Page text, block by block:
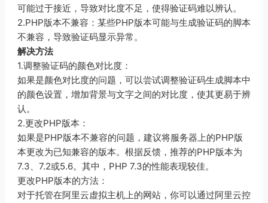
可能过于接近，导致对比度不足，使得验证码难以辨认。
2.PHP版本不兼容：某些PHP版本可能与生成验证码的脚本
不兼容，导致验证码显示异常。
解决方法
1.调整验证码的颜色对比度：
如果是颜色对比度的问题，可以尝试调整验证码生成脚本中
的颜色设置，增加背景与文字之间的对比度，使其更易于辨
认。
2.更改PHP版本：
如果是PHP版本不兼容的问题，建议将服务器上的PHP版
本更改为已知兼容的版本。根据反馈，推荐的PHP版本为
7.3、7.2或5.6。其中，PHP 7.3的性能表现较佳。
更改PHP版本的方法：
对于托管在阿里云虚拟主机上的网站，你可以通过阿里云控